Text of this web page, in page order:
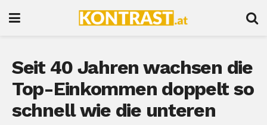
Seit 40 Jahren wachsen die
Top-Einkommen doppelt so
schnell wie die unteren